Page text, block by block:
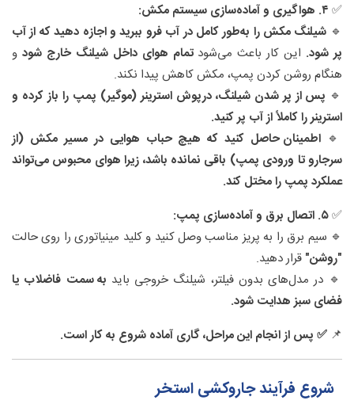
✅ ۴. هواگیری و آماده‌سازی سیستم مکش:
🔹 شیلنگ مکش را به‌طور کامل در آب فرو ببرید و اجازه دهید که از آب
پر شود. این کار باعث می‌شودتمام هوای داخل شیلنگ خارج شود و
هنگام روشن کردن پمپ، مکش کاهش پیدا نکند.
🔹 پس از پر شدن شیلنگ، درپوش استرینر (موگیر) پمپ را باز کرده و
استرینر را کاملاً از آب پر کنید.
🔹 اطمینان حاصل کنید که هیچ حباب هوایی در مسیر مکش (از
سرجارو تا ورودی پمپ) باقی نمانده باشد، زیرا هوای محبوس می‌تواند
عملکرد پمپ را مختل کند.
✅۵. اتصال برق و آماده‌سازی پمپ:
🔹 سیم برق را به پریز مناسب وصل کنید و کلید مینیاتوری را روی حالت
"روشن" قرار دهید.
🔹 در مدل‌های بدون فیلتر، شیلنگ خروجی باید به سمت فاضلاب یا
فضای سبز هدایت شود.
📌 ✅ پس از انجام این مراحل، گاری آماده شروع به کار است.
شروع فرآیند جاروکشی استخر